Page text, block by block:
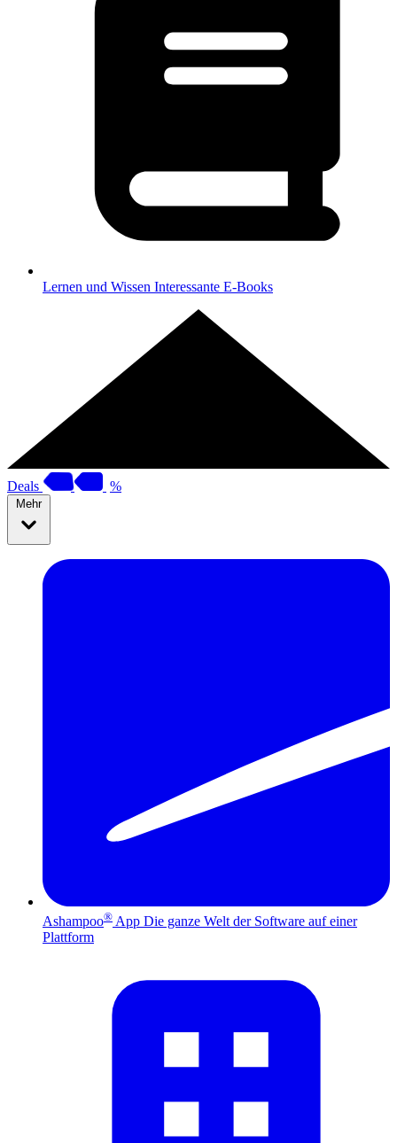
Lernen und Wissen Interessante E-Books
Deals %
Mehr
Ashampoo® App Die ganze Welt der Software auf einer
Plattform